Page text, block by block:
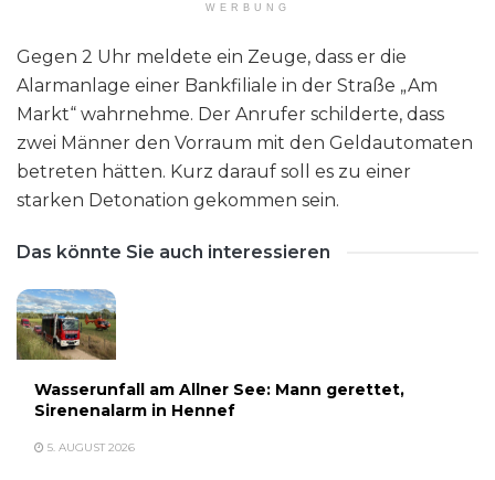
WERBUNG
Gegen 2 Uhr meldete ein Zeuge, dass er die
Alarmanlage einer Bankfiliale in der Straße „Am
Markt“ wahrnehme. Der Anrufer schilderte, dass
zwei Männer den Vorraum mit den Geldautomaten
betreten hätten. Kurz darauf soll es zu einer
starken Detonation gekommen sein.
Das könnte Sie auch interessieren
Wasserunfall am Allner See: Mann gerettet,
Sirenenalarm in Hennef
5. AUGUST 2026